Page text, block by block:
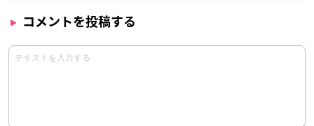
コメントを投稿する